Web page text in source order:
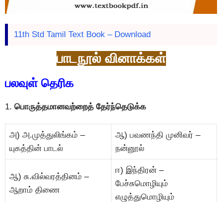
11th Std Tamil Text Book – Download
பாடநூல் வினாக்கள்
பலவுள் தெரிக
1. பொருத்தமானவற்றைத் தேர்ந்தெடுக்க
அ) அ.முத்துலிங்கம் –
யுகத்தின் பாடல்
ஆ) பவணந்தி முனிவர் –
நன்னூல்
ஆ) சு.வில்வரத்தினம் –
ஆறாம் திணை
ஈ) இந்திரன் –
பேச்சுமொழியும்
எழுத்துமொழியும்